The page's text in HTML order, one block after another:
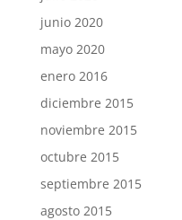
junio 2020
mayo 2020
enero 2016
diciembre 2015
noviembre 2015
octubre 2015
septiembre 2015
agosto 2015